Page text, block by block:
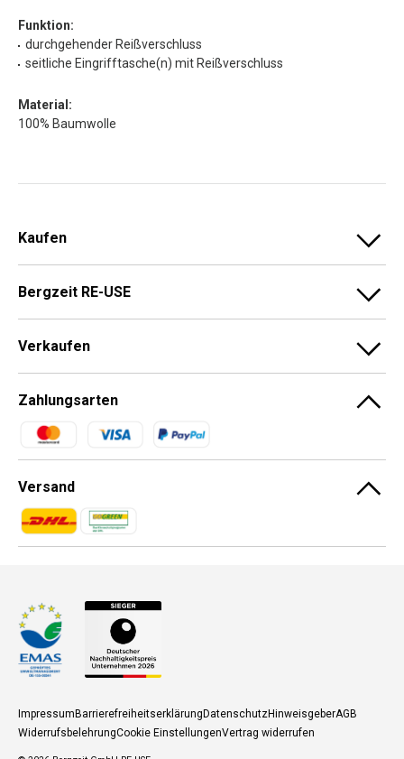
Funktion:
durchgehender Reißverschluss
seitliche Eingrifftasche(n) mit Reißverschluss
Material:
100% Baumwolle
Kaufen
Bergzeit RE-USE
Verkaufen
Zahlungsarten
Zahlungsmethoden
Versand
Zahlungsmethoden
Zahlungsmethoden
ImpressumBarrierefreiheitserklärungDatenschutzHinweisgeberAGB
WiderrufsbelehrungCookie EinstellungenVertrag widerrufen